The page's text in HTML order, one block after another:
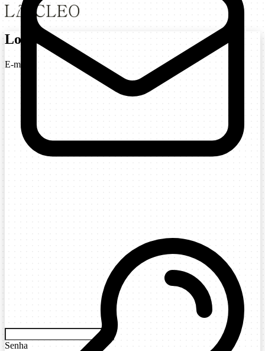
Login
E-mail
Senha